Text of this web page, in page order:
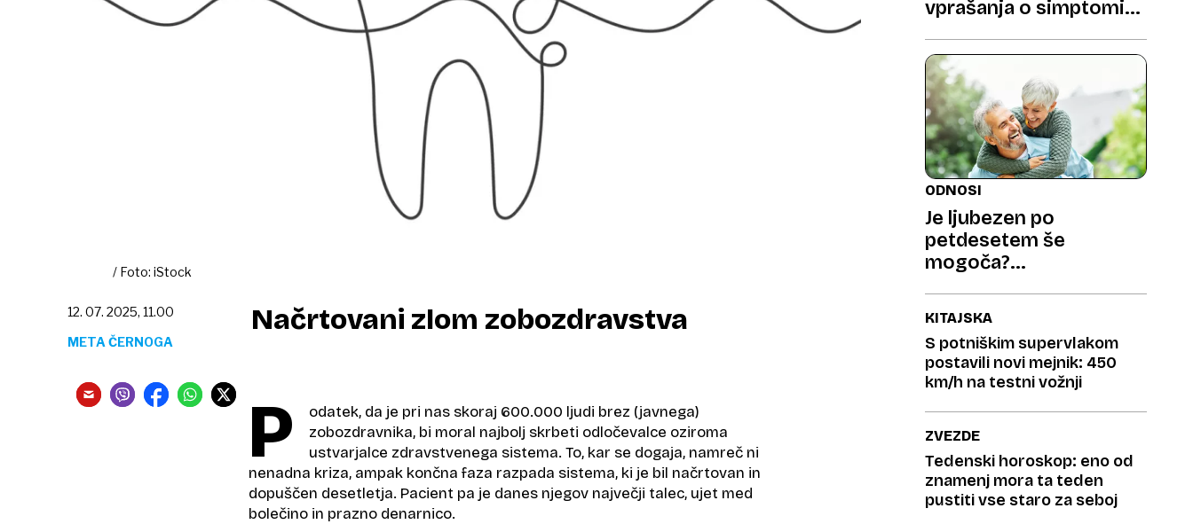
/ Foto: iStock
Načrtovani zlom zobozdravstva
12. 07. 2025, 11.00
META ČERNOGA
P
odatek, da je pri nas skoraj 600.000 ljudi brez (javnega)
zobozdravnika, bi moral najbolj skrbeti odločevalce oziroma
ustvarjalce zdravstvenega sistema. To, kar se dogaja, namreč ni
nenadna kriza, ampak končna faza razpada sistema, ki je bil načrtovan in
dopuščen desetletja. Pacient pa je danes njegov največji talec, ujet med
bolečino in prazno denarnico.
vprašanja o simptomih
ODNOSI
Je ljubezen po
petdesetem še
mogoča?
KITAJSKA
S potniškim supervlakom
postavili novi mejnik: 450
km/h na testni vožnji
ZVEZDE
Tedenski horoskop: eno od
znamenj mora ta teden
pustiti vse staro za seboj